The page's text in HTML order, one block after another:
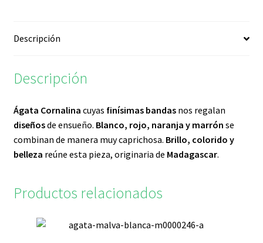
Descripción
Descripción
Ágata Cornalina cuyas finísimas bandasnos regalan
diseñosde ensueño. Blanco, rojo, naranja y marrón se
combinan de manera muy caprichosa. Brillo, colorido y
belleza reúne esta pieza, originaria de Madagascar.
Productos relacionados